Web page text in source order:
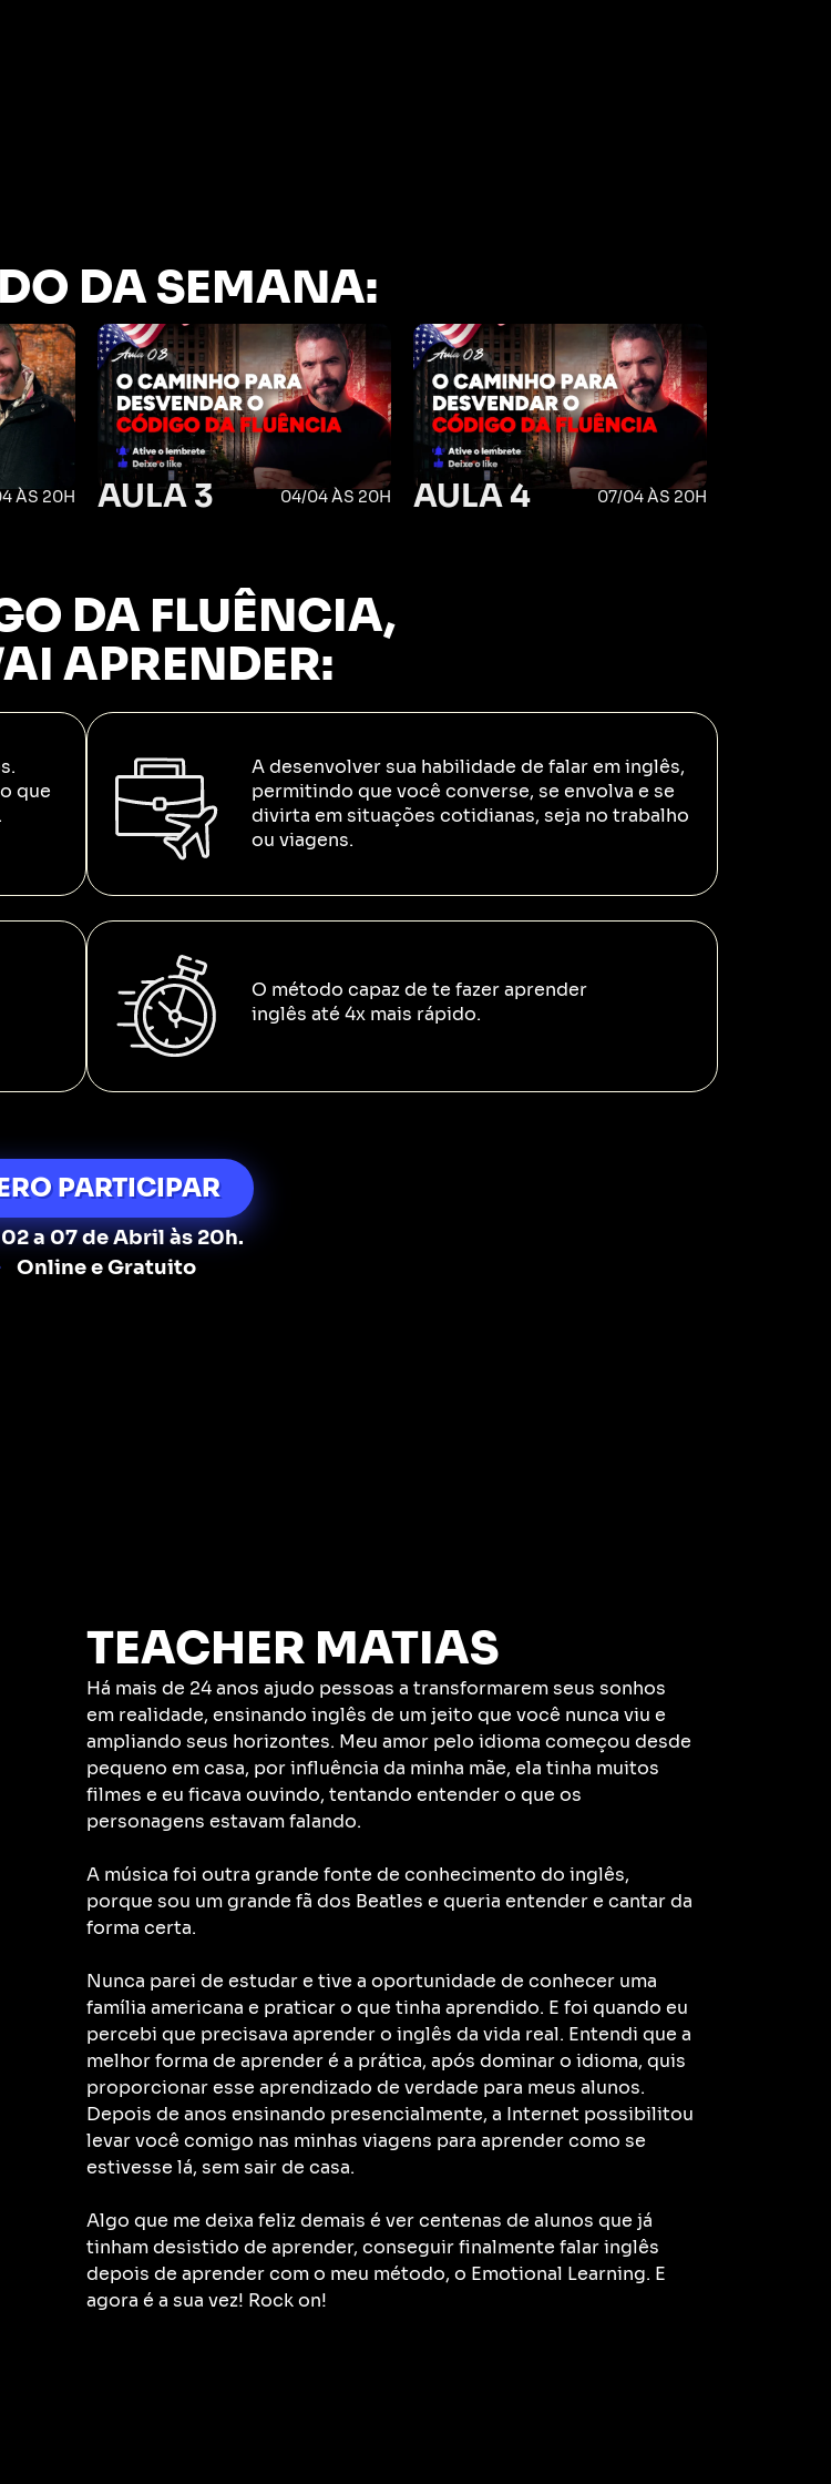
DA SEMANA:
ÀS 20H AULA 3 04/04 ÀS 20H AULA 4 07/04 ÀS 20H
DA FLUÊNCIA,
APRENDER:
que
A desenvolver sua habilidade de falar em inglês,
permitindo que você converse, se envolva e se
divirta em situações cotidianas, seja no trabalho
ou viagens.
O método capaz de te fazer aprender
inglês até 4x mais rápido.
PARTICIPAR
a 07 de Abril às 20h.
Online e Gratuito
TEACHER MATIAS
Há mais de 24 anos ajudo pessoas a transformarem seus sonhos
em realidade, ensinando inglês de um jeito que você nunca viu e
ampliando seus horizontes. Meu amor pelo idioma começou desde
pequeno em casa, por influência da minha mãe, ela tinha muitos
filmes e eu ficava ouvindo, tentando entender o que os
personagens estavam falando.
A música foi outra grande fonte de conhecimento do inglês,
porque sou um grande fã dos Beatles e queria entender e cantar da
forma certa.
Nunca parei de estudar e tive a oportunidade de conhecer uma
família americana e praticar o que tinha aprendido. E foi quando eu
percebi que precisava aprender o inglês da vida real. Entendi que a
melhor forma de aprender é a prática, após dominar o idioma, quis
proporcionar esse aprendizado de verdade para meus alunos.
Depois de anos ensinando presencialmente, a Internet possibilitou
levar você comigo nas minhas viagens para aprender como se
estivesse lá, sem sair de casa.
Algo que me deixa feliz demais é ver centenas de alunos que já
tinham desistido de aprender, conseguir finalmente falar inglês
depois de aprender com o meu método, o Emotional Learning. E
agora é a sua vez! Rock on!